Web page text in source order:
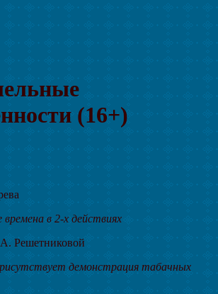
(16+)
в 2-х действиях
Решетниковой
демонстрация табачных